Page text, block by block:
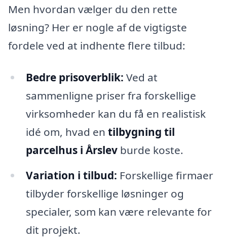
Men hvordan vælger du den rette
løsning? Her er nogle af de vigtigste
fordele ved at indhente flere tilbud:
Bedre prisoverblik: Ved at
sammenligne priser fra forskellige
virksomheder kan du få en realistisk
idé om, hvad en tilbygning til
parcelhus i Årslevburde koste.
Variation i tilbud: Forskellige firmaer
tilbyder forskellige løsninger og
specialer, som kan være relevante for
dit projekt.